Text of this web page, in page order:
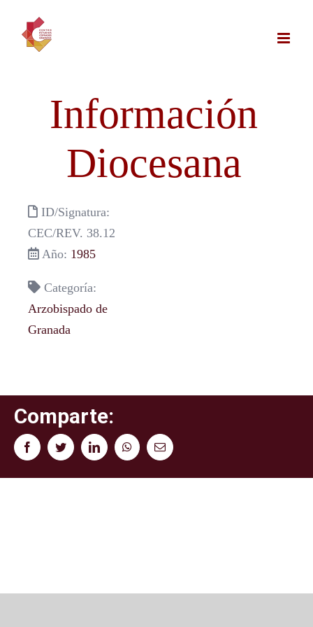
contenido
Información
Diocesana
ID/Signatura:
CEC/REV. 38.12
Año: 1985
Categoría:
Arzobispado de
Granada
Comparte:
FacebookTwitterLinkedInWhatsAppCorreo
electrónico